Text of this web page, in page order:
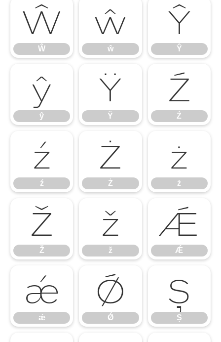
Ŵ
Ŵ
ŵ
ŵ
Ŷ
Ŷ
ŷ
ŷ
Ÿ
Ÿ
Ź
Ź
ź
ź
Ż
Ż
ż
ż
Ž
Ž
ž
ž
Ǽ
Ǽ
ǽ
ǽ
Ǿ
Ǿ
Ș
Ș